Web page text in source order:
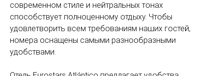
современном стиле и нейтральных тонах
способствует полноценному отдыху. Чтобы
удовлетворить всем требованиям наших гостей,
номера оснащены самыми разнообразными
удобствами.